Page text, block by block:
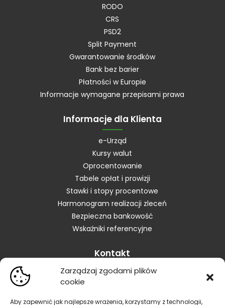
Zarządzaj zgodami plików
cookie
Aby zapewnić jak najlepsze wrażenia, korzystamy z technologii,
RODO
CRS
PSD2
Split Payment
Gwarantowanie środków
Bank bez barier
Płatności w Europie
Informacje wymagane przepisami prawa
Informacje dla Klienta
e-Urząd
Kursy walut
Oprocentowanie
Tabele opłat i prowizji
Stawki i stopy procentowe
Harmonogram realizacji zleceń
Bezpieczna bankowość
Wskaźniki referencyjne
Kontakt
Skontaktuj się z Bankiem
Zastrzeganie karty